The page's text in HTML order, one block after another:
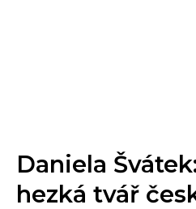
Daniela
hezká tvář